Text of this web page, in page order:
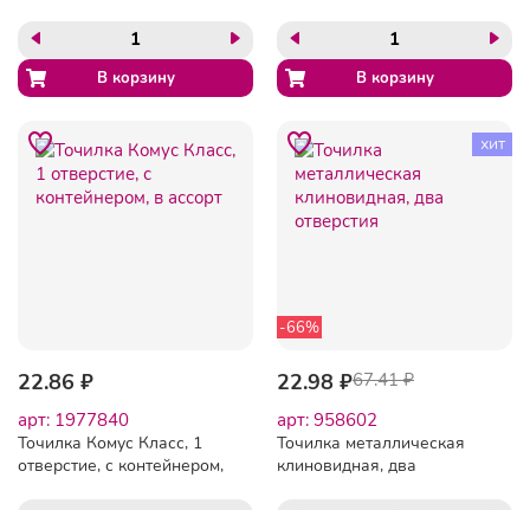
коробке, 222484
22.86 ₽
арт: 1977840
Точилка Комус Класс, 1
отверстие, с контейнером,
-66%
хит
22.98 ₽67.41 ₽
арт: 958602
Точилка металлическая
клиновидная, два